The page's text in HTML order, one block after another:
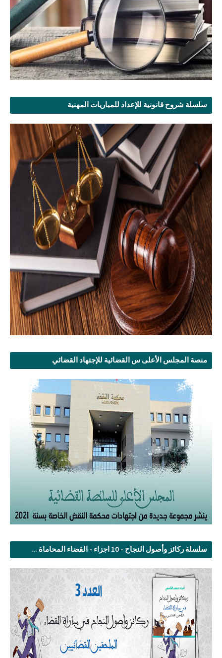
سلسلة شروح قانونية للإعداد للمباريات المهنية
منصة المجلس الأعلى س القضائية للإجتهاد القضائي
سلسلة ركائز وأصول النجاح - 10 اجزاء - القضاء المحاماة ...